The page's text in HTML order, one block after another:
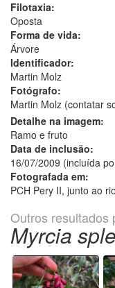
Filotaxia:
Oposta
Forma de vida:
Árvore
Identificador:
Martin Molz
Fotógrafo:
Martin Molz (contatar
Detalhe na imagem:
Ramo e fruto
Data de inclusão:
16/07/2009 (incluída
Fotografada em:
PCH Pery II, junto ao
Outros resultados
Myrcia